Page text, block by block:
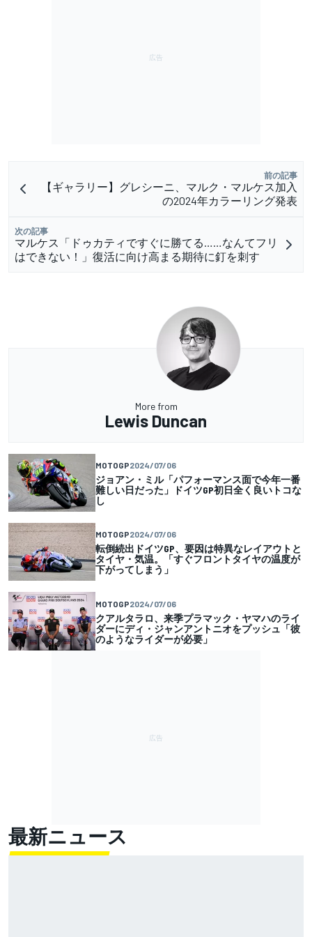
前の記事
【ギャラリー】グレシーニ、マルク・マルケス加入
の2024年カラーリング発表
次の記事
マルケス「ドゥカティですぐに勝てる……なんてフリ
はできない！」復活に向け高まる期待に釘を刺す
More from
Lewis Duncan
MOTOGP2024/07/06
ジョアン・ミル「パフォーマンス面で今年一番
難しい日だった」ドイツGP初日全く良いトコな
し
MOTOGP2024/07/06
転倒続出ドイツGP、要因は特異なレイアウトと
タイヤ・気温。「すぐフロントタイヤの温度が
下がってしまう」
MOTOGP2024/07/06
クアルタラロ、来季プラマック・ヤマハのライ
ダーにディ・ジャンアントニオをプッシュ「彼
のようなライダーが必要」
最新ニュース